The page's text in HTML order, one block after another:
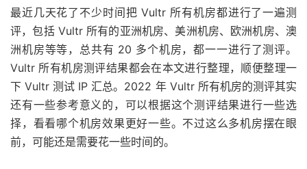
最近几天花了不少时间把 Vultr 所有机房都进行了一遍测
评，包括 Vultr 所有的亚洲机房、美洲机房、欧洲机房、澳
洲机房等等，总共有 20 多个机房，都一一进行了测评。
Vultr 所有机房测评结果都会在本文进行整理，顺便整理一
下 Vultr 测试 IP 汇总。2022 年 Vultr 所有机房的测评其实
还有一些参考意义的，可以根据这个测评结果进行一些选
择，看看哪个机房效果更好一些。不过这么多机房摆在眼
前，可能还是需要花一些时间的。